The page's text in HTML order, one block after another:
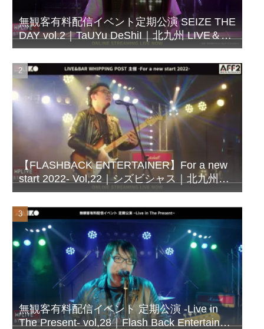
無観客有料配信イベント定期公演 SEIZE THE
DAY vol.2｜TaUYu DeShiI｜北九州 LIVE＆
BAR WHIPPING POST
【FLASHBACK ENTERTAINER】For a new
start 2022- Vol,22｜シズビシャス｜北九州
LIVE＆BAR WHIPPING POST
無観客有料配信イベント 定期公演 -Live in
The Present- vol,28｜Flash Back Entertainer